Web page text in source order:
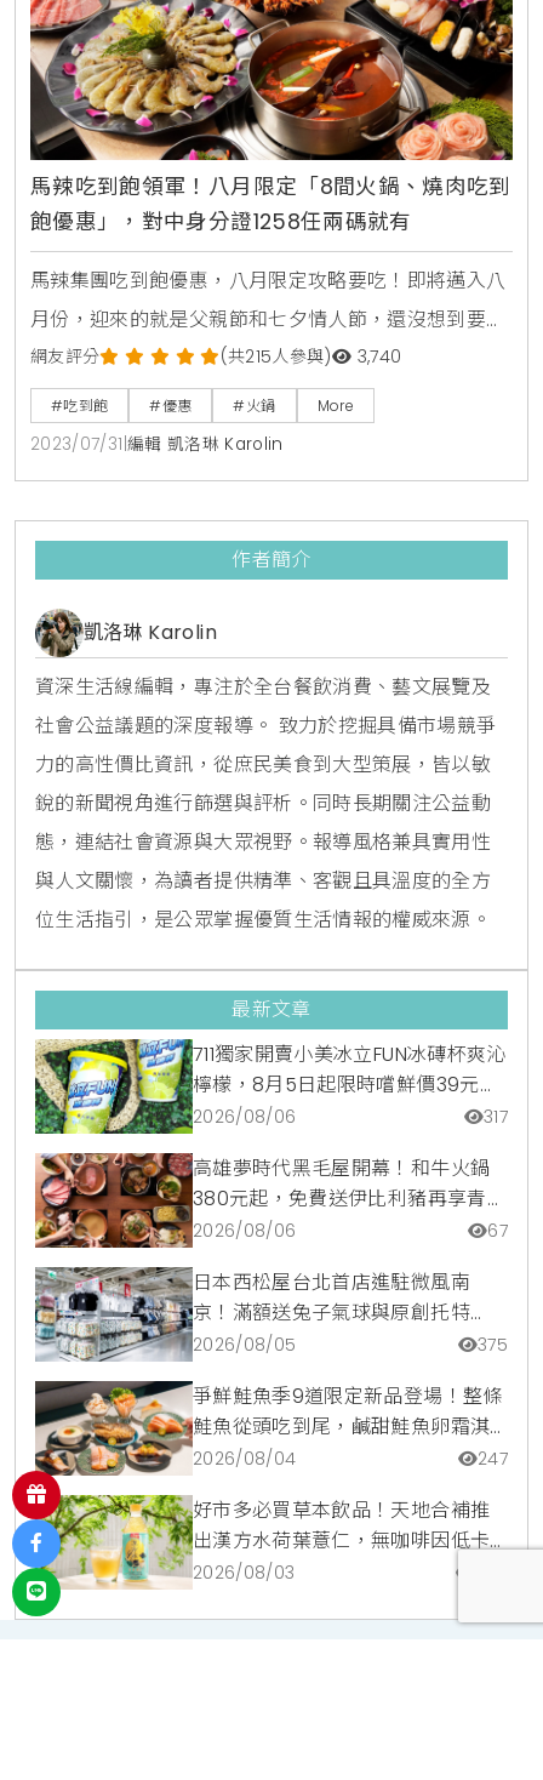
馬辣吃到飽領軍！八月限定「8間火鍋、燒肉吃到
飽優惠」，對中身分證1258任兩碼就有
馬辣集團吃到飽優惠，八月限定攻略要吃！即將邁入八
月份，迎來的就是父親節和七夕情人節，還沒想到要去
哪邊過節的話，就到馬辣集團吃吃到飽優惠，台灣人最
愛的火鍋、燒烤吃到飽通通有，讓大家過節之餘也能省
荷包、吃好料。於整個八月期間，至馬辣集團旗下品牌
用餐，只要一人出示身分證或健保卡卡號含有
「1.2.5.8」任二碼，並提前一天訂位並主動告知參加
「八月升級活動」，就可以享有限定吃到飽升級優惠。
網友評分 (共215人參與) 3,740
#吃到飽 #優惠 #火鍋 More
2023/07/31 編輯 凱洛琳 Karolin
作者簡介
凱洛琳 Karolin
資深生活線編輯，專注於全台餐飲消費、藝文展覽及
社會公益議題的深度報導。 致力於挖掘具備市場競爭
力的高性價比資訊，從庶民美食到大型策展，皆以敏
銳的新聞視角進行篩選與評析。同時長期關注公益動
態，連結社會資源與大眾視野。報導風格兼具實用性
與人文關懷，為讀者提供精準、客觀且具溫度的全方
位生活指引，是公眾掌握優質生活情報的權威來源。
最新文章
711獨家開賣小美冰立FUN冰磚杯爽沁
檸檬，8月5日起限時嚐鮮價39元特
調咖啡氣泡水超讚
2026/08/06 317
高雄夢時代黑毛屋開幕！和牛火鍋
380元起，免費送伊比利豬再享青森
蘋果冰淇淋加購價。
2026/08/06 67
日本西松屋台北首店進駐微風南
京！滿額送兔子氣球與原創托特
包，指定夏裝享8折優惠
2026/08/05 375
爭鮮鮭魚季9道限定新品登場！整條
鮭魚從頭吃到尾，鹹甜鮭魚卵霜淇
淋開吃，滿額再送限量鮭魚造型扇
2026/08/04 247
好市多必買草本飲品！天地合補推
出漢方水荷葉薏仁，無咖啡因低卡
路里輕鬆喝無負擔
2026/08/03